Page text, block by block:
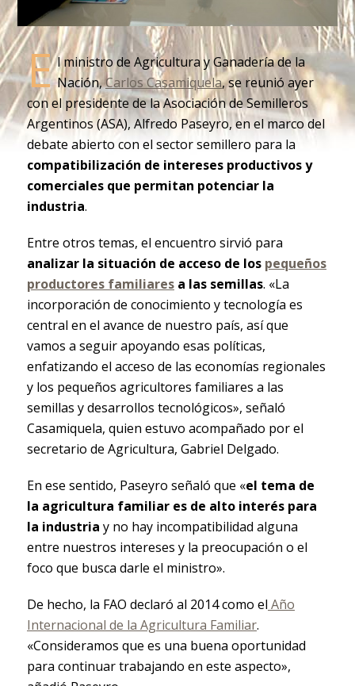
E l ministro de Agricultura y Ganadería de la
Nación,Carlos Casamiquela, se reunió ayer
con el presidente de la Asociación de Semilleros
Argentinos (ASA), Alfredo Paseyro, en el marco del
debate abierto con el sector semillero para la
compatibilización de intereses productivos y
comerciales que permitan potenciar la
industria.
Entre otros temas, el encuentro sirvió para
analizar la situación de acceso de los pequeños
productores familiaresa las semillas. «La
incorporación de conocimiento y tecnología es
central en el avance de nuestro país, así que
vamos a seguir apoyando esas políticas,
enfatizando el acceso de las economías regionales
y los pequeños agricultores familiares a las
semillas y desarrollos tecnológicos», señaló
Casamiquela, quien estuvo acompañado por el
secretario de Agricultura, Gabriel Delgado.
En ese sentido, Paseyro señaló que «el tema de
la agricultura familiar es de alto interés para
la industria y no hay incompatibilidad alguna
entre nuestros intereses y la preocupación o el
foco que busca darle el ministro».
De hecho, la FAO declaró al 2014 como el Año
Internacional de la Agricultura Familiar.
«Consideramos que es una buena oportunidad
para continuar trabajando en este aspecto»,